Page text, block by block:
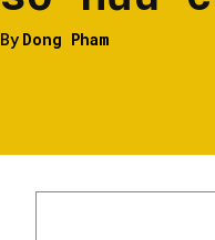
By Dong Pham